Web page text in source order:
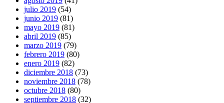
julio 2019 (54)
junio 2019 (81)
mayo 2019 (81)
abril 2019 (85)
marzo 2019 (79)
febrero 2019 (80)
enero 2019 (82)
diciembre 2018 (73)
noviembre 2018 (78)
octubre 2018 (80)
septiembre 2018 (32)